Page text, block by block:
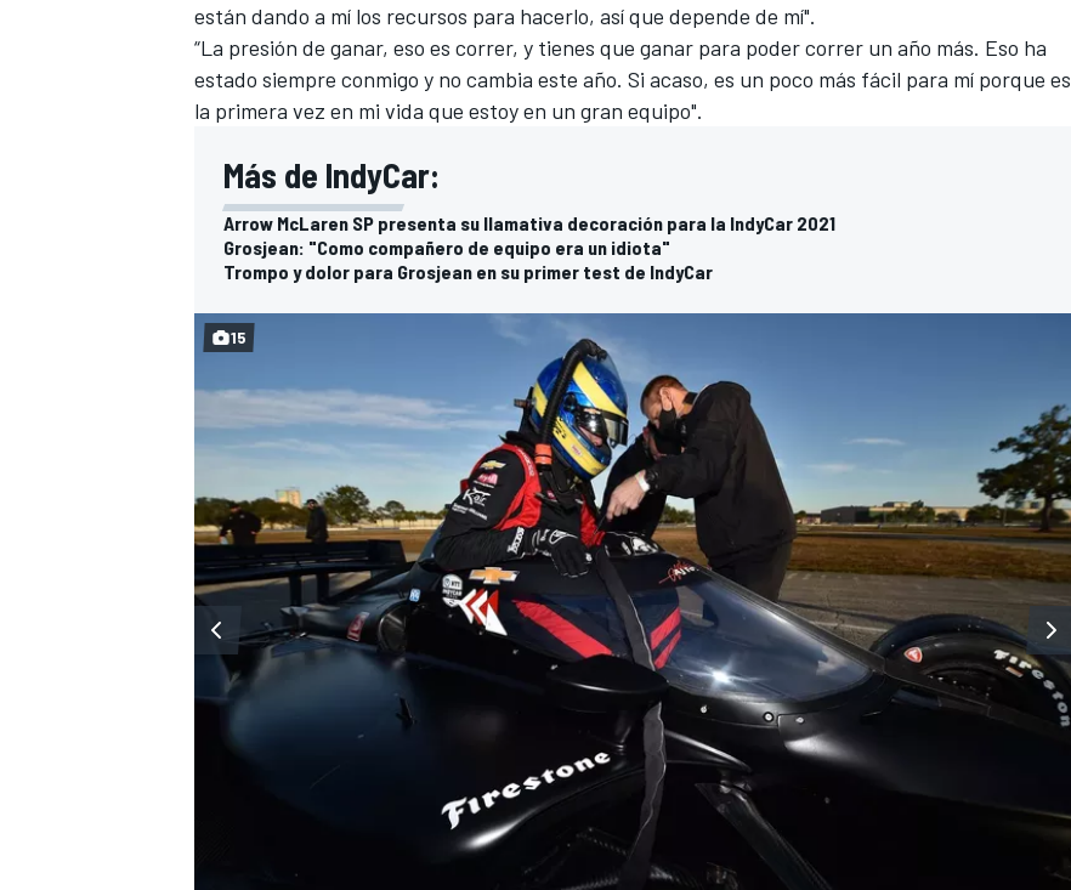
están dando a mí los recursos para hacerlo, así que depende de mí".
“La presión de ganar, eso es correr, y tienes que ganar para poder correr un año más. Eso ha
estado siempre conmigo y no cambia este año. Si acaso, es un poco más fácil para mí porque es
la primera vez en mi vida que estoy en un gran equipo".
Más de IndyCar:
Arrow McLaren SP presenta su llamativa decoración para la IndyCar 2021
Grosjean: "Como compañero de equipo era un idiota"
Trompo y dolor para Grosjean en su primer test de IndyCar
15